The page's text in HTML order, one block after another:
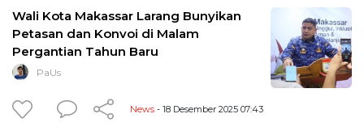
Wali Kota Makassar Larang Bunyikan
Petasan dan Konvoi di Malam
Pergantian Tahun Baru
PaUs
News - 18 Desember 2025 07:43